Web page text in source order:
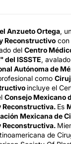
Anzueto Ortega,
Reconstructivo con
del Centro
del ISSSTE,
Autónoma de
como
incluye el
Consejo Mexicano
Reconstructiva. Es
Mexicana de
Reconstructiva.
de